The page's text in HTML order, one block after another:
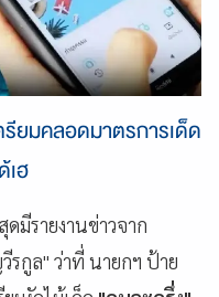
ยมคลอดมาตรการเด็ด
เฮ
มีรายงานข่าวจาก
รกูล" ว่าที่ นายกฯ ป้าย